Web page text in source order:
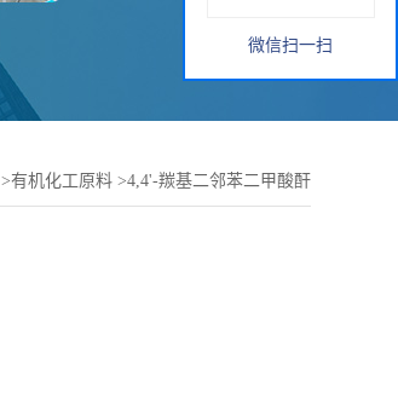
>有机化工原料 >4,4'-羰基二邻苯二甲酸酐
微信扫一扫